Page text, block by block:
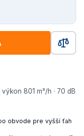
801 m³/h · 70 dB
obvode pre vyšší ťah